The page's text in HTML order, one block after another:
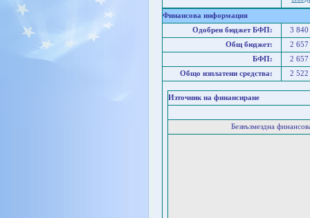
Финансова информация
Одобрен бюджет БФП:
3 840
Общ бюджет:
2 657
БФП:
2 657
Общо изплатени средства:
2 522
Източник на финансиране
Безвъзмездна